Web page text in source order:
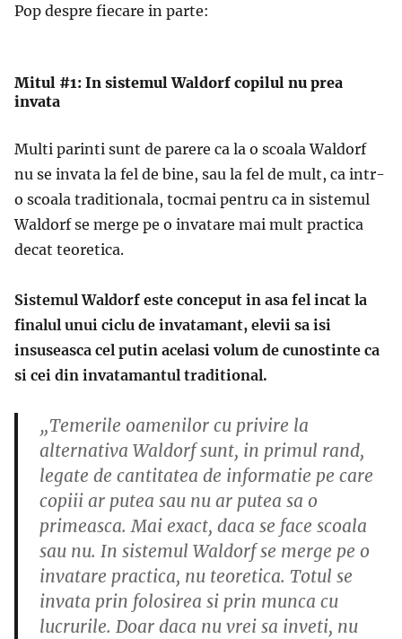
Pop despre fiecare in parte:
Mitul #1: In sistemul Waldorf copilul nu prea
invata
Multi parinti sunt de parere ca la o scoala Waldorf
nu se invata la fel de bine, sau la fel de mult, ca intr-
o scoala traditionala, tocmai pentru ca in sistemul
Waldorf se merge pe o invatare mai mult practica
decat teoretica.
Sistemul Waldorf este conceput in asa fel incat la
finalul unui ciclu de invatamant, elevii sa isi
insuseasca cel putin acelasi volum de cunostinte ca
si cei din invatamantul traditional.
„Temerile oamenilor cu privire la
alternativa Waldorf sunt, in primul rand,
legate de cantitatea de informatie pe care
copiii ar putea sau nu ar putea sa o
primeasca. Mai exact, daca se face scoala
sau nu. In sistemul Waldorf se merge pe o
invatare practica, nu teoretica. Totul se
invata prin folosirea si prin munca cu
lucrurile. Doar daca nu vrei sa inveti, nu